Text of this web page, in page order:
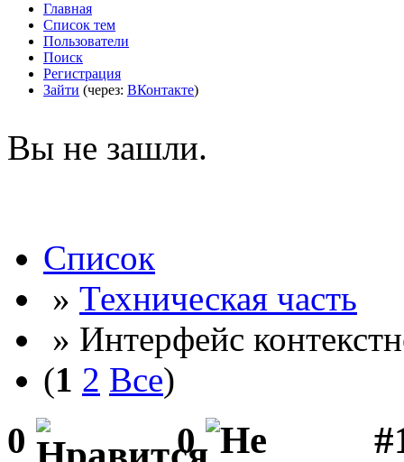
Главная
Список тем
Пользователи
Поиск
Регистрация
Зайти (через: ВКонтакте)
Вы не зашли.
Список
» Техническая часть
» Интерфейс
(1 2 Все)
0 0